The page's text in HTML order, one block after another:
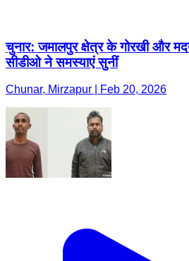
चुनार: जमालपुर क्षेत्र के गोरखी और
सीडीओ ने समस्याएं सुनीं
Chunar, Mirzapur | Feb 20, 2026